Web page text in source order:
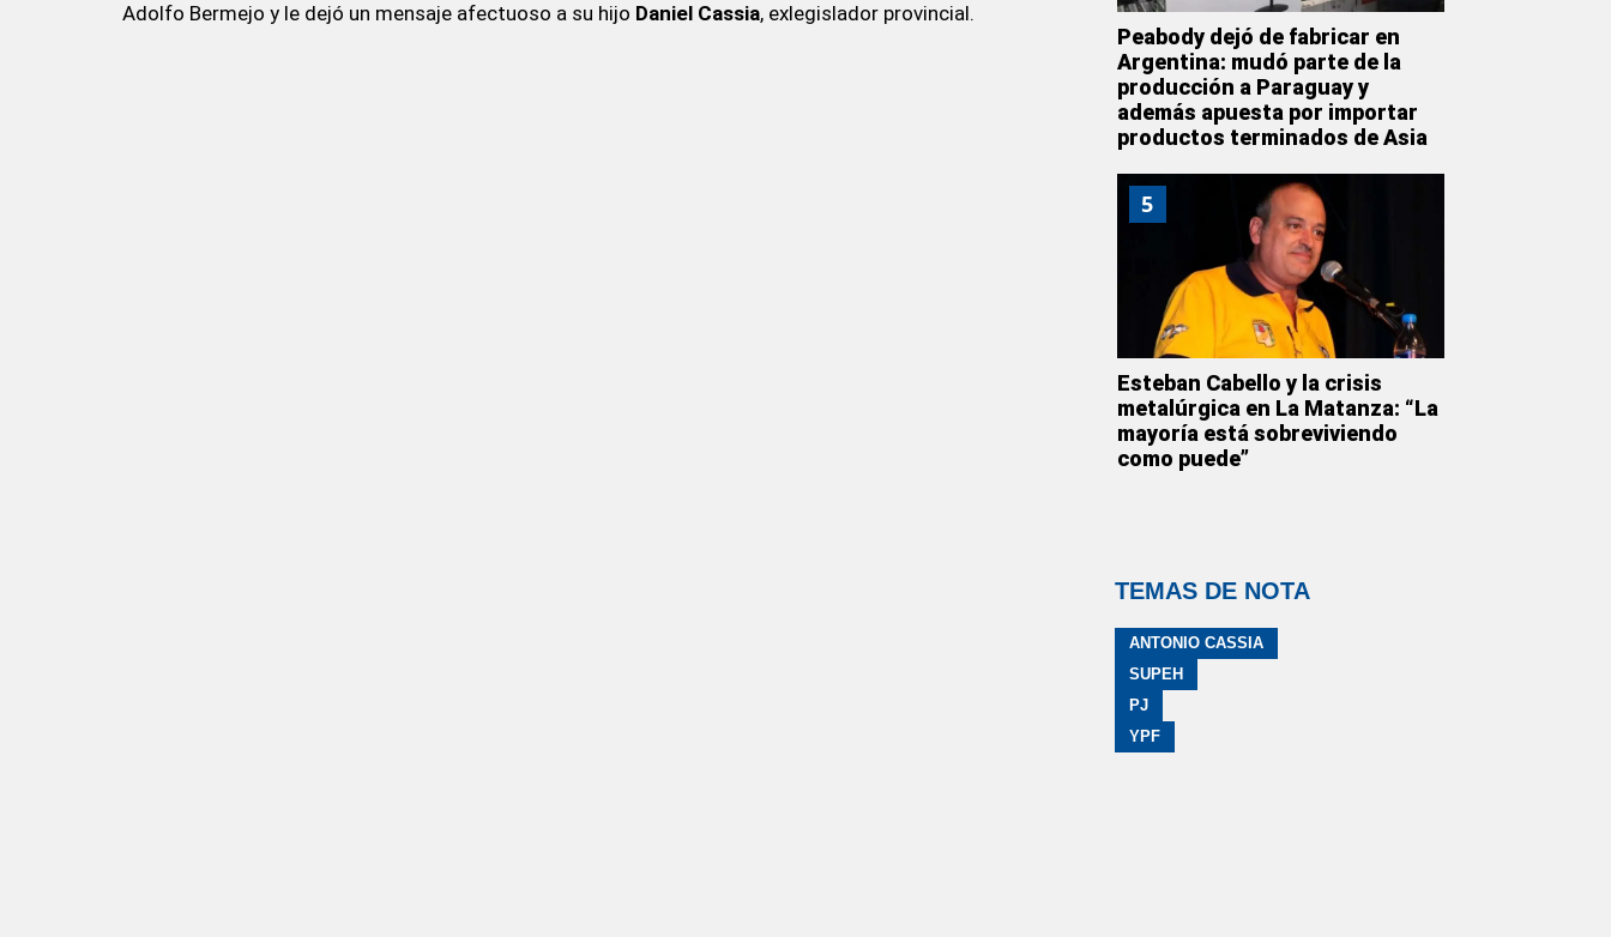
Adolfo Bermejo y le dejó un mensaje afectuoso a su hijo Daniel Cassia, exlegislador provincial.
Peabody dejó de fabricar en
Argentina: mudó parte de la
producción a Paraguay y
además apuesta por importar
productos terminados de Asia
5
Esteban Cabello y la crisis
metalúrgica en La Matanza: “La
mayoría está sobreviviendo
como puede”
TEMAS DE NOTA
ANTONIO CASSIA
SUPEH
PJ
YPF